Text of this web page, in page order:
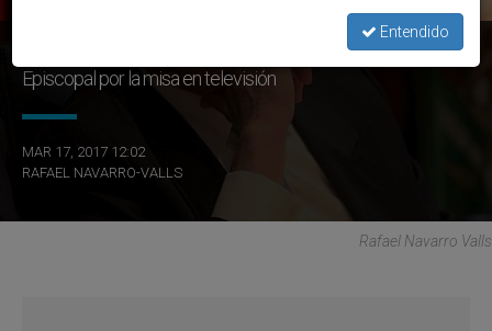
España: polémica de Podemos, con la Conferencia
Episcopal por la misa en televisión
MAR 17, 2017 12:02
RAFAEL NAVARRO-VALLS
Rafael Navarro Valls
Entendido